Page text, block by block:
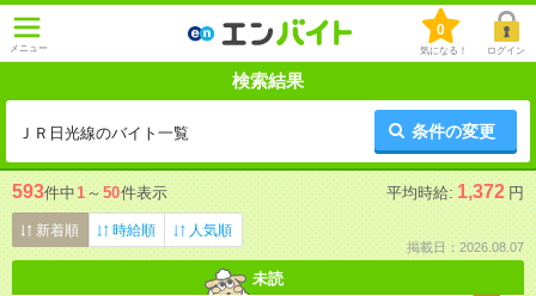
メニュー
0
気になる！ ログイン
検索結果
ＪＲ日光線のバイト一覧 条件の変更
593件中1 ～ 50件表示 平均時給: 1,372 円
新着順 時給順 人気順
掲載日：2026.08.07
未読